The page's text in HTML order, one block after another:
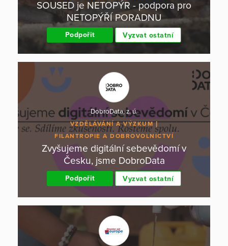
SOUSED je NETOPÝR - podpora pro
NETOPÝŘÍ PORADNU
Podpořit Vyzvat ostatní
DobroData, z. ú.
VZDĚLÁVÁNÍ A VÝZKUM
FILANTROPIE A DOBROVOLNICTVÍ
Zvyšujeme digitální sebevědomí v
Česku, jsme DobroData
Podpořit Vyzvat ostatní